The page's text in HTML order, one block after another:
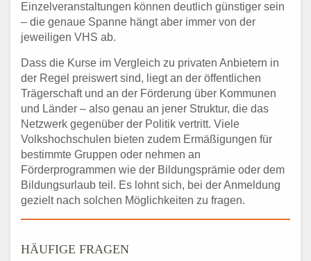
Einzelveranstaltungen können deutlich günstiger sein
– die genaue Spanne hängt aber immer von der
jeweiligen VHS ab.
Dass die Kurse im Vergleich zu privaten Anbietern in
der Regel preiswert sind, liegt an der öffentlichen
Trägerschaft und an der Förderung über Kommunen
und Länder – also genau an jener Struktur, die das
Netzwerk gegenüber der Politik vertritt. Viele
Volkshochschulen bieten zudem Ermäßigungen für
bestimmte Gruppen oder nehmen an
Förderprogrammen wie der Bildungsprämie oder dem
Bildungsurlaub teil. Es lohnt sich, bei der Anmeldung
gezielt nach solchen Möglichkeiten zu fragen.
HÄUFIGE FRAGEN